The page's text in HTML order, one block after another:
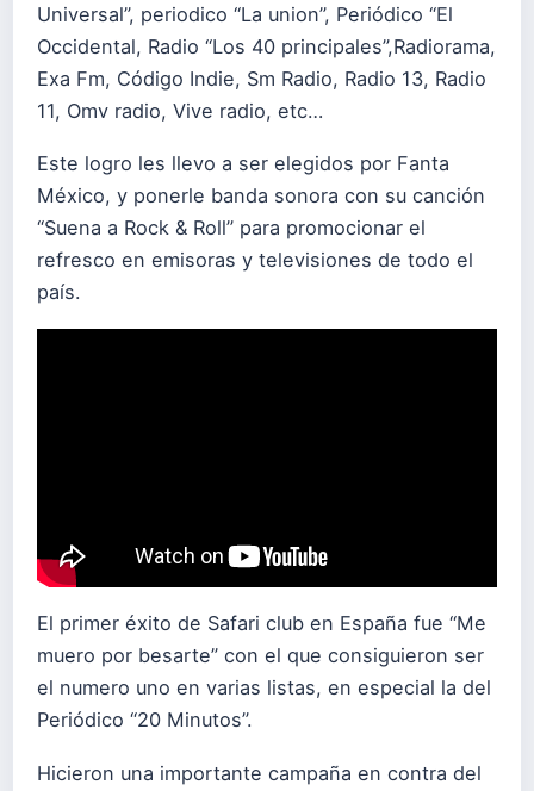
Universal”, periodico “La union”, Periódico “El
Occidental, Radio “Los 40 principales”,Radiorama,
Exa Fm, Código Indie, Sm Radio, Radio 13, Radio
11, Omv radio, Vive radio, etc…
Este logro les llevo a ser elegidos por Fanta
México, y ponerle banda sonora con su canción
“Suena a Rock & Roll” para promocionar el
refresco en emisoras y televisiones de todo el
país.
El primer éxito de Safari club en España fue “Me
muero por besarte” con el que consiguieron ser
el numero uno en varias listas, en especial la del
Periódico “20 Minutos”.
Hicieron una importante campaña en contra del